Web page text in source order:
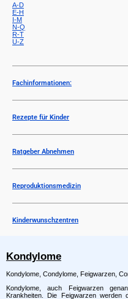
A-D
E-H
I-M
N-Q
R-T
U-Z
Fachinformationen:
Rezepte für Kinder
Ratgeber Abnehmen
Reproduktionsmedizin
Kinderwunschzentren
Kondylome
Kondylome, Condylome, Feigwarzen,
Kondylome, auch Feigwarzen
Krankheiten. Die Feigwarzen